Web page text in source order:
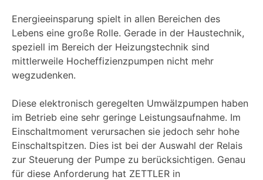
Energieeinsparung spielt in allen Bereichen des
Lebens eine große Rolle. Gerade in der Haustechnik,
speziell im Bereich der Heizungstechnik sind
mittlerweile Hocheffizienzpumpen nicht mehr
wegzudenken.
Diese elektronisch geregelten Umwälzpumpen haben
im Betrieb eine sehr geringe Leistungsaufnahme. Im
Einschaltmoment verursachen sie jedoch sehr hohe
Einschaltspitzen. Dies ist bei der Auswahl der Relais
zur Steuerung der Pumpe zu berücksichtigen. Genau
für diese Anforderung hat ZETTLER in